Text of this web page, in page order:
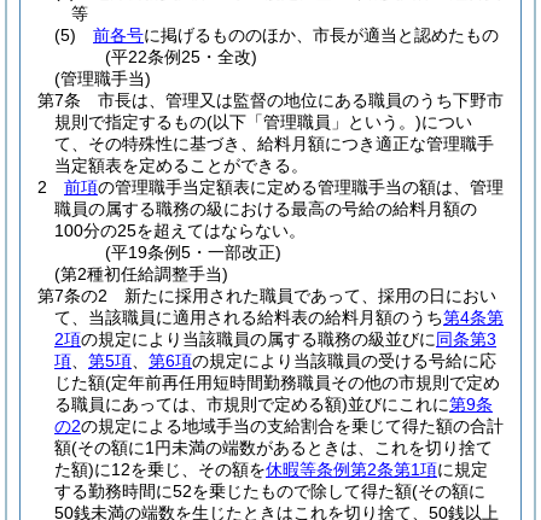
等
(5)
前各号に掲げるもののほか、市長が適当と認めたもの
(平22条例25・全改)
(管理職手当)
第7条
市長は、管理又は監督の地位にある職員のうち下野市
規則で指定するもの(以下「管理職員」という。)につい
て、その特殊性に基づき、給料月額につき適正な管理職手
当定額表を定めることができる。
2
前項の管理職手当定額表に定める管理職手当の額は、管理
職員の属する職務の級における最高の号給の給料月額の
100分の25を超えてはならない。
(平19条例5・一部改正)
(第2種初任給調整手当)
第7条の2
新たに採用された職員であって、採用の日におい
て、当該職員に適用される給料表の給料月額のうち第4条第
2項の規定により当該職員の属する職務の級並びに同条第3
項
第5項 第6項の規定により当該職員の受ける号給に応
じた額(定年前再任用短時間勤務職員その他の市規則で定め
る職員にあっては、市規則で定める額)並びにこれに第9条
の2の規定による地域手当の支給割合を乗じて得た額の合計
額(その額に1円未満の端数があるときは、これを切り捨て
た額)に12を乗じ、その額を休暇等条例第2条第1項に規定
する勤務時間に52を乗じたもので除して得た額(その額に
50銭未満の端数を生じたときはこれを切り捨て、50銭以上